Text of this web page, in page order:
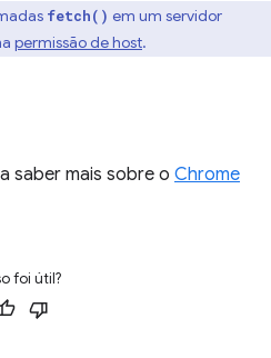
fetch() em um servidor
permissão de host.
saber mais sobre o Chrome
foi útil?